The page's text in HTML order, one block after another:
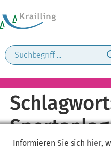
Informieren Sie sich hier,